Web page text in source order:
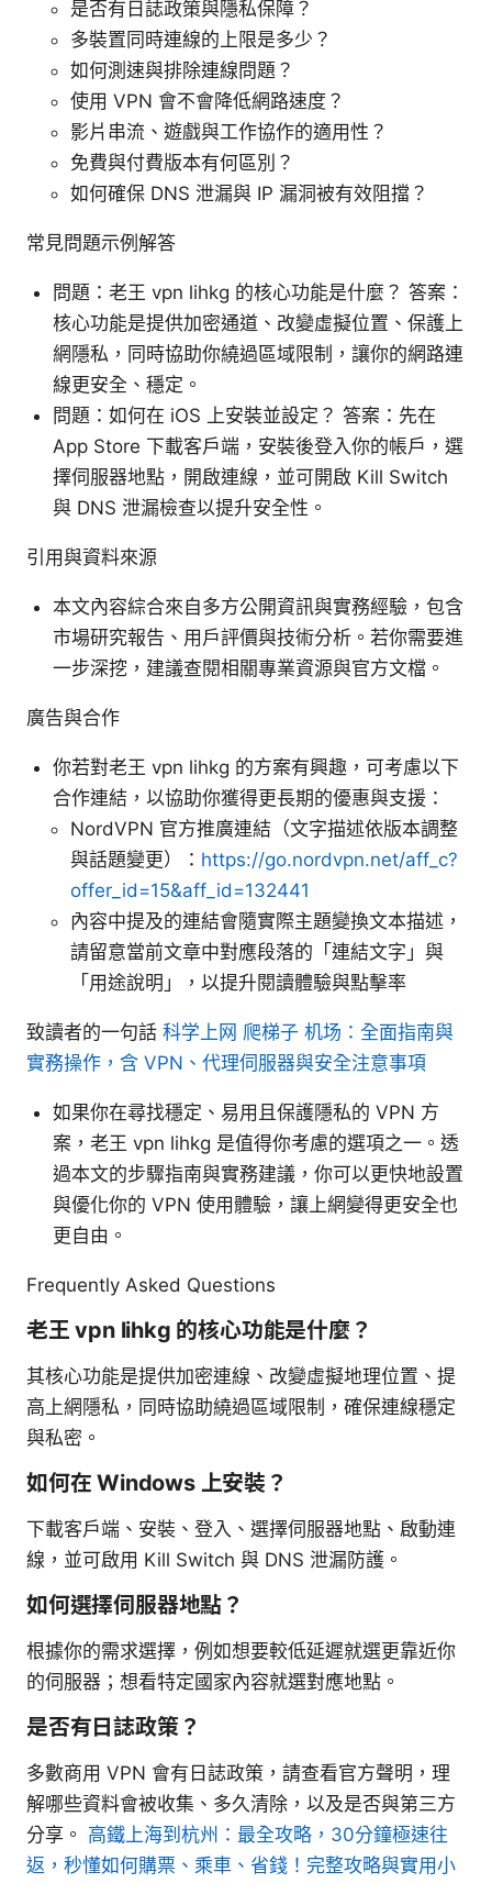
是否有日誌政策與隱私保障？
多裝置同時連線的上限是多少？
如何測速與排除連線問題？
使用 VPN 會不會降低網路速度？
影片串流、遊戲與工作協作的適用性？
免費與付費版本有何區別？
如何確保 DNS 泄漏與 IP 漏洞被有效阻擋？
常見問題示例解答
問題：老王 vpn lihkg 的核心功能是什麼？ 答案：
核心功能是提供加密通道、改變虛擬位置、保護上
網隱私，同時協助你繞過區域限制，讓你的網路連
線更安全、穩定。
問題：如何在 iOS 上安裝並設定？ 答案：先在
App Store 下載客戶端，安裝後登入你的帳戶，選
擇伺服器地點，開啟連線，並可開啟 Kill Switch
與 DNS 泄漏檢查以提升安全性。
引用與資料來源
本文內容綜合來自多方公開資訊與實務經驗，包含
市場研究報告、用戶評價與技術分析。若你需要進
一步深挖，建議查閱相關專業資源與官方文檔。
廣告與合作
你若對老王 vpn lihkg 的方案有興趣，可考慮以下
合作連結，以協助你獲得更長期的優惠與支援：
NordVPN 官方推廣連結（文字描述依版本調整
與話題變更）： https://go.nordvpn.net/aff_c?
offer_id=15&aff_id=132441
內容中提及的連結會隨實際主題變換文本描述，
請留意當前文章中對應段落的「連結文字」與
「用途說明」，以提升閱讀體驗與點擊率
致讀者的一句話 科学上网 爬梯子 机场：全面指南與
實務操作，含 VPN、代理伺服器與安全注意事項
如果你在尋找穩定、易用且保護隱私的 VPN 方
案，老王 vpn lihkg 是值得你考慮的選項之一。透
過本文的步驟指南與實務建議，你可以更快地設置
與優化你的 VPN 使用體驗，讓上網變得更安全也
更自由。
Frequently Asked Questions
老王 vpn lihkg 的核心功能是什麼？
其核心功能是提供加密連線、改變虛擬地理位置、提
高上網隱私，同時協助繞過區域限制，確保連線穩定
與私密。
如何在 Windows 上安裝？
下載客戶端、安裝、登入、選擇伺服器地點、啟動連
線，並可啟用 Kill Switch 與 DNS 泄漏防護。
如何選擇伺服器地點？
根據你的需求選擇，例如想要較低延遲就選更靠近你
的伺服器；想看特定國家內容就選對應地點。
是否有日誌政策？
多數商用 VPN 會有日誌政策，請查看官方聲明，理
解哪些資料會被收集、多久清除，以及是否與第三方
分享。 高鐵上海到杭州：最全攻略，30分鐘極速往
返，秒懂如何購票、乘車、省錢！完整攻略與實用小